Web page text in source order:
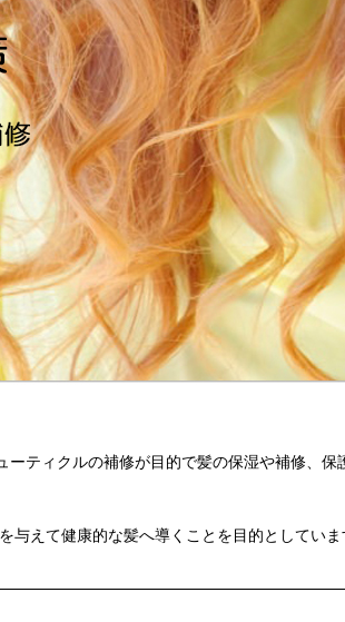
ティクルの補修が目的で髪の保湿や補修、保
与えて健康的な髪へ導くことを目的としてい